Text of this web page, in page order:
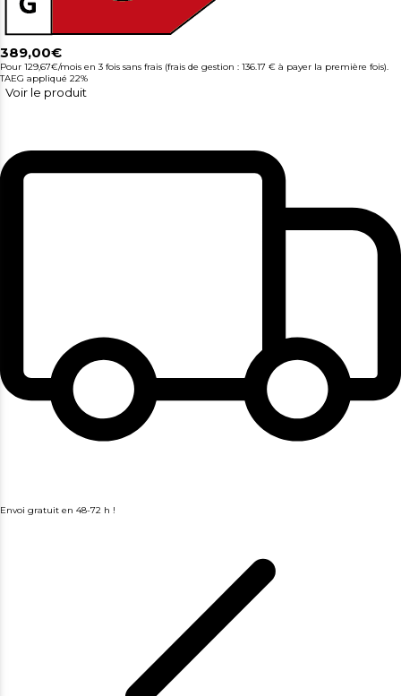
389,00€
Pour 129,67€/mois en 3 fois sans frais (frais de gestion : 136.17 € à payer la première fois).
TAEG appliqué 22%
Voir le produit
Envoi gratuit en 48-72 h !